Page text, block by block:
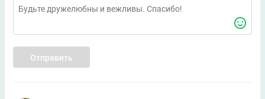
Отправить